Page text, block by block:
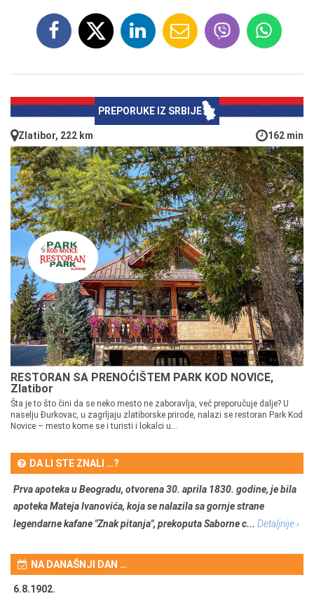
PREPORUKE IZ SRBIJE
Zlatibor, 222 km 162 min
RESTORAN SA PRENOĆIŠTEM PARK KOD NOVICE,
Zlatibor
Šta je to što čini da se neko mesto ne zaboravlja, već preporučuje dalje? U
naselju Đurkovac, u zagrljaju zlatiborske prirode, nalazi se restoran Park Kod
Novice – mesto kome se i turisti i lokalci u...
DA LI STE ZNALI …?
Prva apoteka u Beogradu, otvorena 30. aprila 1830. godine, je bila
apoteka Mateja Ivanovića, koja se nalazila sa gornje strane
legendarne kafane "Znak pitanja", prekoputa Saborne c... Detaljnije ›
NA DANAŠNJI DAN …
6.8.1902.